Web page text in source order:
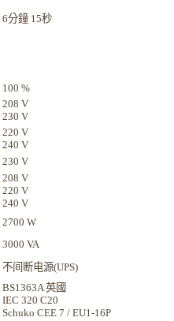
6分鐘 15秒
100 %
208 V
230 V
220 V
240 V
230 V
208 V
220 V
240 V
2700 W
3000 VA
不间断电源(UPS)
BS1363A 英國
IEC 320 C20
Schuko CEE 7 / EU1-16P